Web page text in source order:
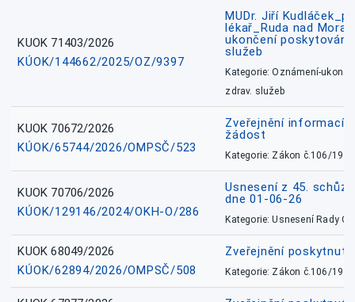
KUOK 71403/2026
KÚOK/144662/2025/OZ/9397
MUDr. Jiří
lékař_Ruda nad
ukončení
služeb
Kategorie: Oznámení-
zdrav. služeb
KUOK 70672/2026
KÚOK/65744/2026/OMPSČ/523
Zveřejnění informací
žádost
Kategorie: Zákon č.106/1999
KUOK 70706/2026
KÚOK/129146/2024/OKH-O/286
Usnesení z 45.
dne 01-06-26
Kategorie: Usnesení Rady
KUOK 68049/2026
KÚOK/62894/2026/OMPSČ/508
Zveřejnění
Kategorie: Zákon č.106/1999